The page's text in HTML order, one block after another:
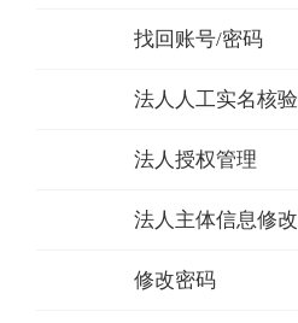
找回账号/密码
法人人工实名核验
法人授权管理
法人主体信息修改
修改密码